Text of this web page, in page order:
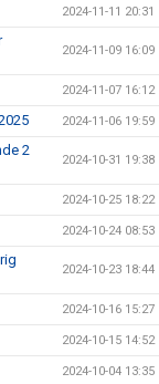
2024-11-11 20:31
2024-11-09 16:09
2024-11-07 16:12
2024-11-06 19:59
2
2024-10-31 19:38
2024-10-25 18:22
2024-10-24 08:53
2024-10-23 18:44
2024-10-16 15:27
2024-10-15 14:52
2024-10-04 13:35